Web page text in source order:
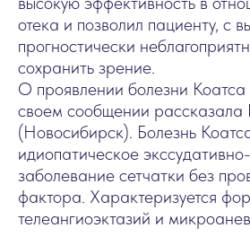
отека и позволил пациенту, с
прогностически
сохранить зрение.
О проявлении болезни Коатса
своем сообщении
(Новосибирск). Болезнь
идиопатическое
заболевание сетчатки без
фактора. Характеризуется
телеангиоэктазий и